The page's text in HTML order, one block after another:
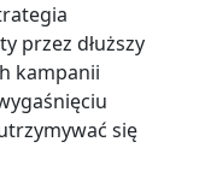
przez dłuższy
kampanii
się